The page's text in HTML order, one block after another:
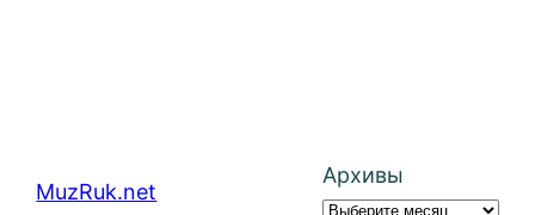
MuzRuk.net
Архивы